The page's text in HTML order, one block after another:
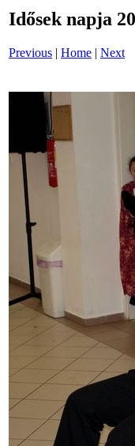
Idősek napja
Previous | Home | Next